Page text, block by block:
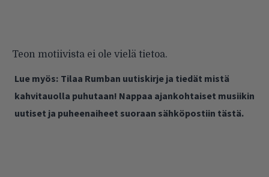
Teon motiivista ei ole vielä tietoa.
Lue myös: Tilaa Rumban uutiskirje ja tiedät mistä
kahvitauolla puhutaan! Nappaa ajankohtaiset musiikin
uutiset ja puheenaiheet suoraan sähköpostiin tästä.